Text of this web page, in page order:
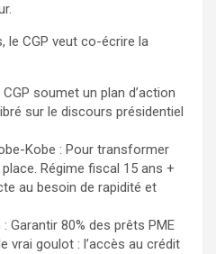
le CGP veut co-écrire la
soumet un plan d’action
sur le discours présidentiel
Kobe : Pour transformer
Régime fiscal 15 ans +
au besoin de rapidité et
Garantir 80% des prêts PME
vrai goulot : l’accès au crédit